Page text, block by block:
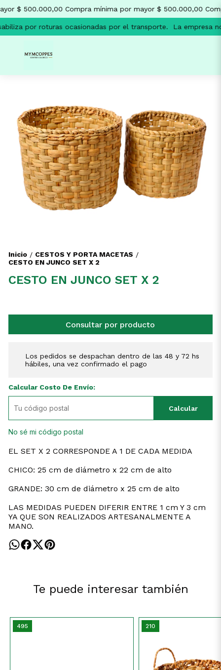
$ 500.000,00 Compra mínima por mayor $ 500.000,00
por roturas ocasionadas por el transporte. La empresa
Inicio / CESTOS Y PORTA MACETAS /
CESTO EN JUNCO SET X 2
CESTO EN JUNCO SET X 2
Consultar por producto
Los pedidos se despachan dentro de las 48 y 72 hs
hábiles, una vez confirmado el pago
Calcular Costo De Envío:
Calcular
No sé mi código postal
EL SET X 2 CORRESPONDE A 1 DE CADA MEDIDA
CHICO: 25 cm de diámetro x 22 cm de alto
GRANDE: 30 cm de diámetro x 25 cm de alto
LAS MEDIDAS PUEDEN DIFERIR ENTRE 1 cm Y 3 cm
YA QUE SON REALIZADOS ARTESANALMENTE A
MANO.
Te puede interesar también
495 210